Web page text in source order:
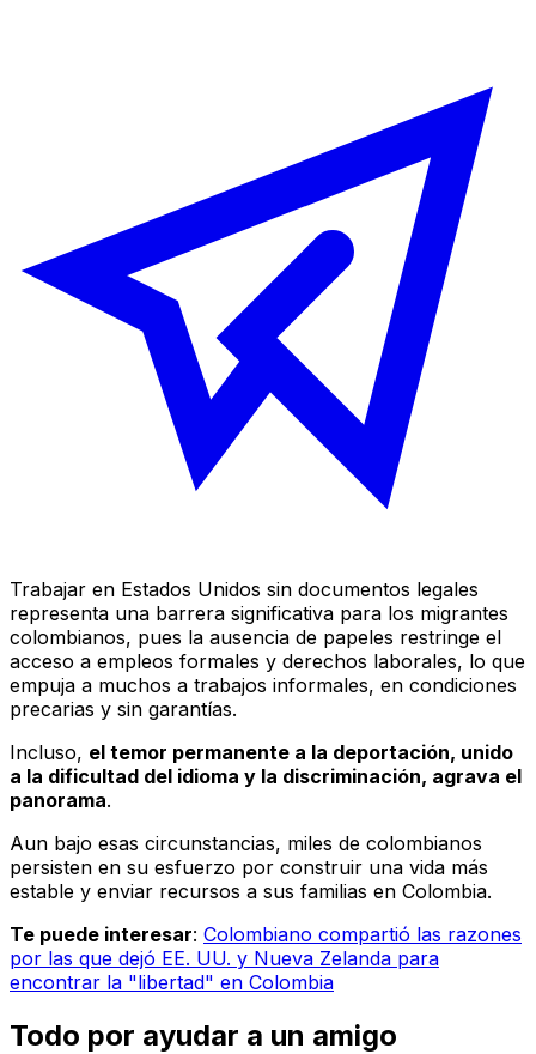
Trabajar en Estados Unidos sin documentos legales
representa una barrera significativa para los migrantes
colombianos, pues la ausencia de papeles restringe el
acceso a empleos formales y derechos laborales, lo que
empuja a muchos a trabajos informales, en condiciones
precarias y sin garantías.
Incluso, el temor permanente a la deportación, unido
a la dificultad del idioma y la discriminación, agrava el
panorama.
Aun bajo esas circunstancias, miles de colombianos
persisten en su esfuerzo por construir una vida más
estable y enviar recursos a sus familias en Colombia.
Te puede interesar: Colombiano compartió las razones
por las que dejó EE. UU. y Nueva Zelanda para
encontrar la "libertad" en Colombia
Todo por ayudar a un amigo